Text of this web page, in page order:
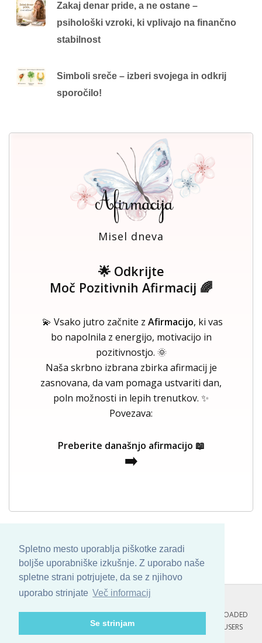
Spletno mesto uporablja piškotke zaradi
boljše uporabniške izkušnje. Z uporabo naše
spletne strani potrjujete, da se z njihovo
uporabo strinjate Več informacij
Se strinjam
Zakaj denar pride, a ne ostane –
psihološki vzroki, ki vplivajo na finančno
stabilnost
Simboli sreče – izberi svojega in odkrij
sporočilo!
Misel dneva
🌟 Odkrijte
Moč Pozitivnih Afirmacij 🌈
💫 Vsako jutro začnite z Afirmacijo, ki vas
bo napolnila z energijo, motivacijo in
pozitivnostjo. 🌞
Naša skrbno izbrana zbirka afirmacij je
zasnovana, da vam pomaga ustvariti dan,
poln možnosti in lepih trenutkov. ✨
Povezava:
Preberite današnjo afirmacijo 📖
➡️
COPYRIGHT © 2013 - 2026 BYSKINBASE. ALL ARTWORK ARE UPLOADED
AND COPYRIGHTED TO ITS AUTHOR.
POZITIVNE MISLI : 132 USERS